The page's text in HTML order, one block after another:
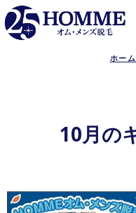
施術の流れ
店舗概要
ホーム
10月の